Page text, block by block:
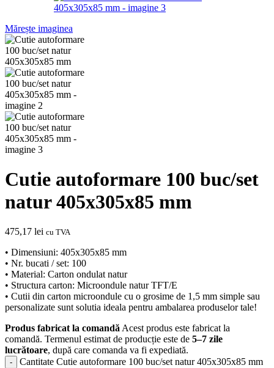
Mărește imaginea
Cutie autoformare 100 buc/set
natur 405x305x85 mm
475,17 lei cu TVA
• Dimensiuni: 405x305x85 mm
• Nr. bucati / set: 100
• Material: Carton ondulat natur
• Structura carton: Microondule natur TFT/E
• Cutii din carton microondule cu o grosime de 1,5 mm simple sau
personalizate sunt solutia ideala pentru ambalarea produselor tale!
Produs fabricat la comandăAcest produs este fabricat la
comandă. Termenul estimat de producție este de 5–7 zile
lucrătoare, după care comanda va fi expediată.
Cantitate Cutie autoformare 100 buc/set natur 405x305x85 mm